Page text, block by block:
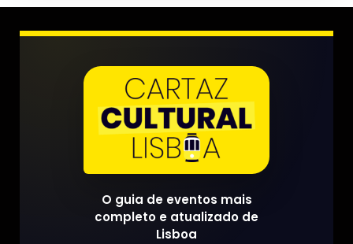
O guia de eventos mais
completo e atualizado de
Lisboa